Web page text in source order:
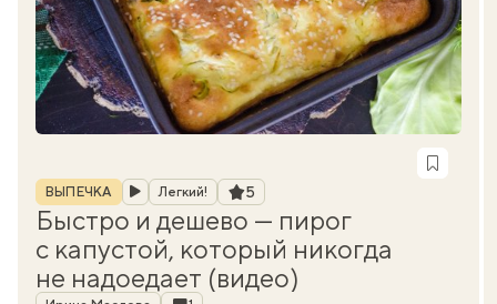
Рубрика
ВЫПЕЧКА Легкий! Рейтинг
5
Быстро и дешево — пирог
с капустой, который никогда
не надоедает (видео)
Автор